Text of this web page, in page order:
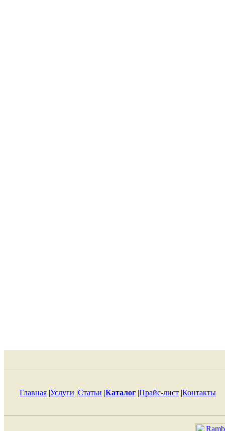
Главная |Услуги |Статьи |Каталог |Прайс-лист |Контакты